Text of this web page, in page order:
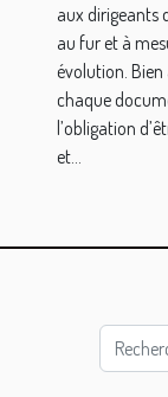
aux dirigeants
au fur et à
évolution.
chaque
l’obligation
et...